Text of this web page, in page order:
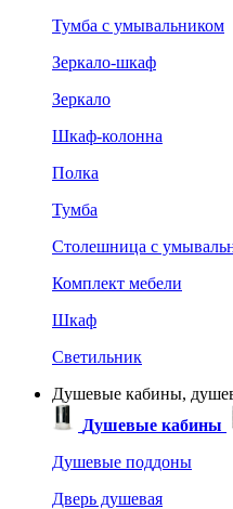
Тумба с умывальником
Зеркало-шкаф
Зеркало
Шкаф-колонна
Полка
Тумба
Столешница с
Комплект мебели
Шкаф
Светильник
Душевые кабины,
Душевые кабины
Душевые поддоны
Дверь душевая